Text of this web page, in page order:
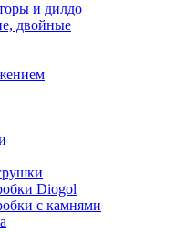
и дилдо
двойные
Diogol
с камнями